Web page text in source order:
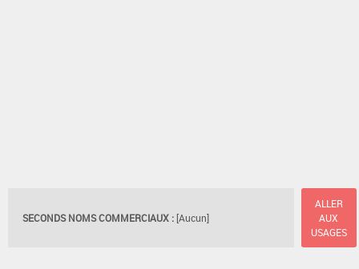
SECONDS NOMS COMMERCIAUX : [Aucun]
ALLER
AUX
USAGES